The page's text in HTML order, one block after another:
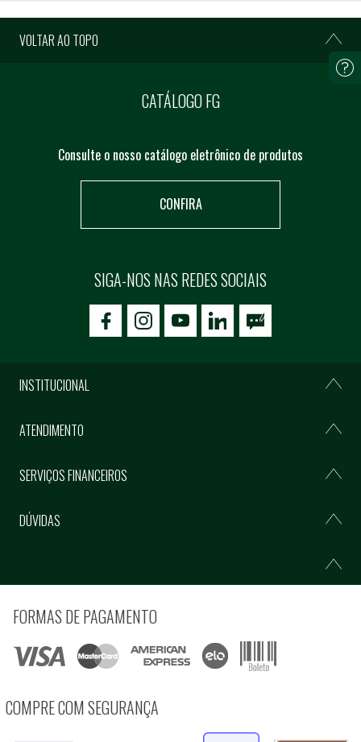
VOLTAR AO TOPO
CATÁLOGO FG
Consulte o nosso catálogo eletrônico de produtos
CONFIRA
SIGA-NOS NAS REDES SOCIAIS
icon-facebookicon-social02icon-social03
INSTITUCIONAL
ATENDIMENTO
SERVIÇOS FINANCEIROS
DÚVIDAS
FORMAS DE PAGAMENTO
COMPRE COM SEGURANÇA